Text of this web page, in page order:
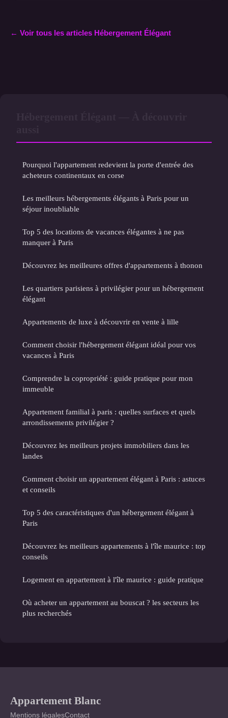
← Voir tous les articles Hébergement Élégant
Pourquoi l'appartement redevient la porte d'entrée des
acheteurs continentaux en corse
Les meilleurs hébergements élégants à Paris pour un
séjour inoubliable
Top 5 des locations de vacances élégantes à ne pas
manquer à Paris
Découvrez les meilleures offres d'appartements à thonon
Les quartiers parisiens à privilégier pour un hébergement
élégant
Appartements de luxe à découvrir en vente à lille
Comment choisir l'hébergement élégant idéal pour vos
vacances à Paris
Comprendre la copropriété : guide pratique pour mon
immeuble
Appartement familial à paris : quelles surfaces et quels
arrondissements privilégier ?
Découvrez les meilleurs projets immobiliers dans les
landes
Comment choisir un appartement élégant à Paris : astuces
et conseils
Top 5 des caractéristiques d'un hébergement élégant à
Paris
Découvrez les meilleurs appartements à l'île maurice : top
conseils
Logement en appartement à l'île maurice : guide pratique
Où acheter un appartement au bouscat ? les secteurs les
plus recherchés
Appartement Blanc
Mentions légalesContact